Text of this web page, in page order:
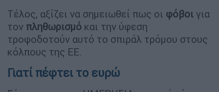
Τέλος, αξίζει να σημειωθεί πως οι φόβοι για
τον πληθωρισμό και την ύφεση
τροφοδοτούν αυτό το σπιράλ τρόμου στους
κόλπους της ΕΕ.
Γιατί πέφτει το ευρώ